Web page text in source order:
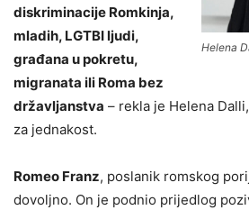
Helena
diskriminacije Romkinja,
mladih, LGTBI ljudi,
građana u pokretu,
migranata ili Roma bez
državljanstva – rekla je Helena
za jednakost.
Romeo Franz, poslanik romskog
dovoljno. On je podnio prijedlog